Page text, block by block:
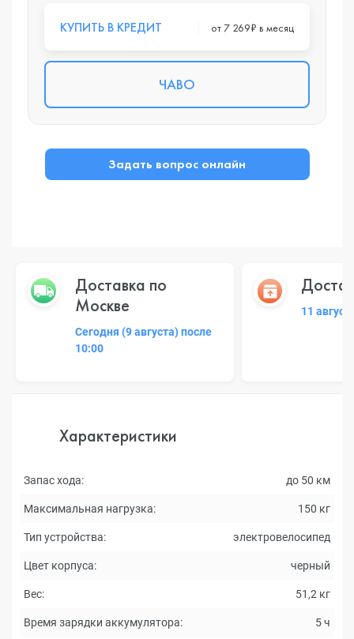
КУПИТЬ В КРЕДИТ от 7 269₽ в месяц
ЧАВО
Задать вопрос онлайн
Доставка по
Москве
Сегодня (9 августа) после
10:00
11
Характеристики
Запас хода: до 50 км
Максимальная нагрузка: 150 кг
Тип устройства: электровелосипед
Цвет корпуса: черный
Вес: 51,2 кг
Время зарядки аккумулятора: 5 ч